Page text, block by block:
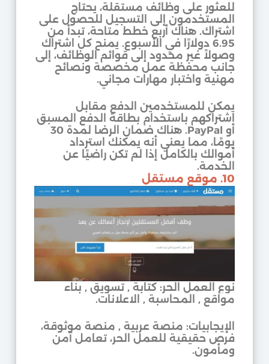
للعثور على وظائف مستقلة، يحتاج
المستخدمون إلى التسجيل للحصول على
اشتراك. هناك أربع خطط متاحة، تبدأ من
6.95 دولارًا في الأسبوع. يمنح كل اشتراك
وصولاً غير محدود إلى قوائم الوظائف، إلى
جانب محفظة عمل مخصصة ونصائح
مهنية واختبار مهارات مجاني.
يمكن للمستخدمين الدفع مقابل
اشتراكهم باستخدام بطاقة الدفع المسبق
أو PayPal. هناك ضمان الرضا لمدة 30
يومًا، مما يعني أنه يمكنك استرداد
أموالك بالكامل إذا لم تكن راضيًا عن
الخدمة.
10. موقع مستقل
نوع العمل الحر: كتابة , تسويق , بناء
مواقع , المحاسبة , الاعلانات.
الإيجابيات: منصة عربية , منصة موثوقة،
فرص حقيقية للعمل الحر، تعامل آمن
ومأمون.